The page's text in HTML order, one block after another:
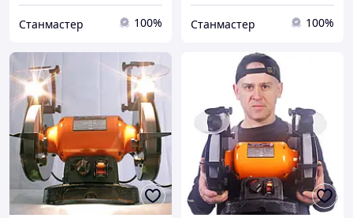
Станмастер 100% Станмастер 100%